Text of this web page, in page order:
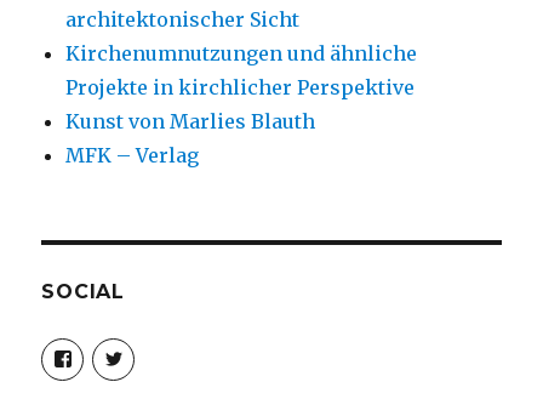
architektonischer Sicht
Kirchenumnutzungen und ähnliche
Projekte in kirchlicher Perspektive
Kunst von Marlies Blauth
MFK – Verlag
SOCIAL
Profil
von
christoph.fleischer1
Profil
von